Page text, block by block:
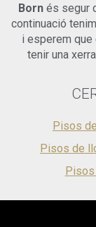
Born és segur
continuació
i esperem
tenir una
Pisos
Pisos de
Pisos